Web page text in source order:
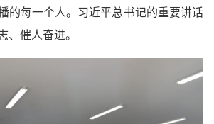
的每一个人。习近平总书记的重要讲话
、催人奋进。